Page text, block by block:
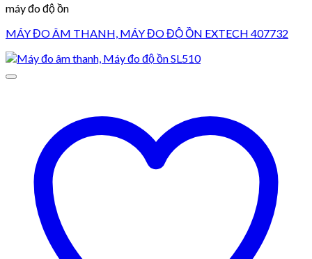
máy đo độ ồn
MÁY ĐO ÂM THANH, MÁY ĐO ĐỘ ỒN EXTECH 407732